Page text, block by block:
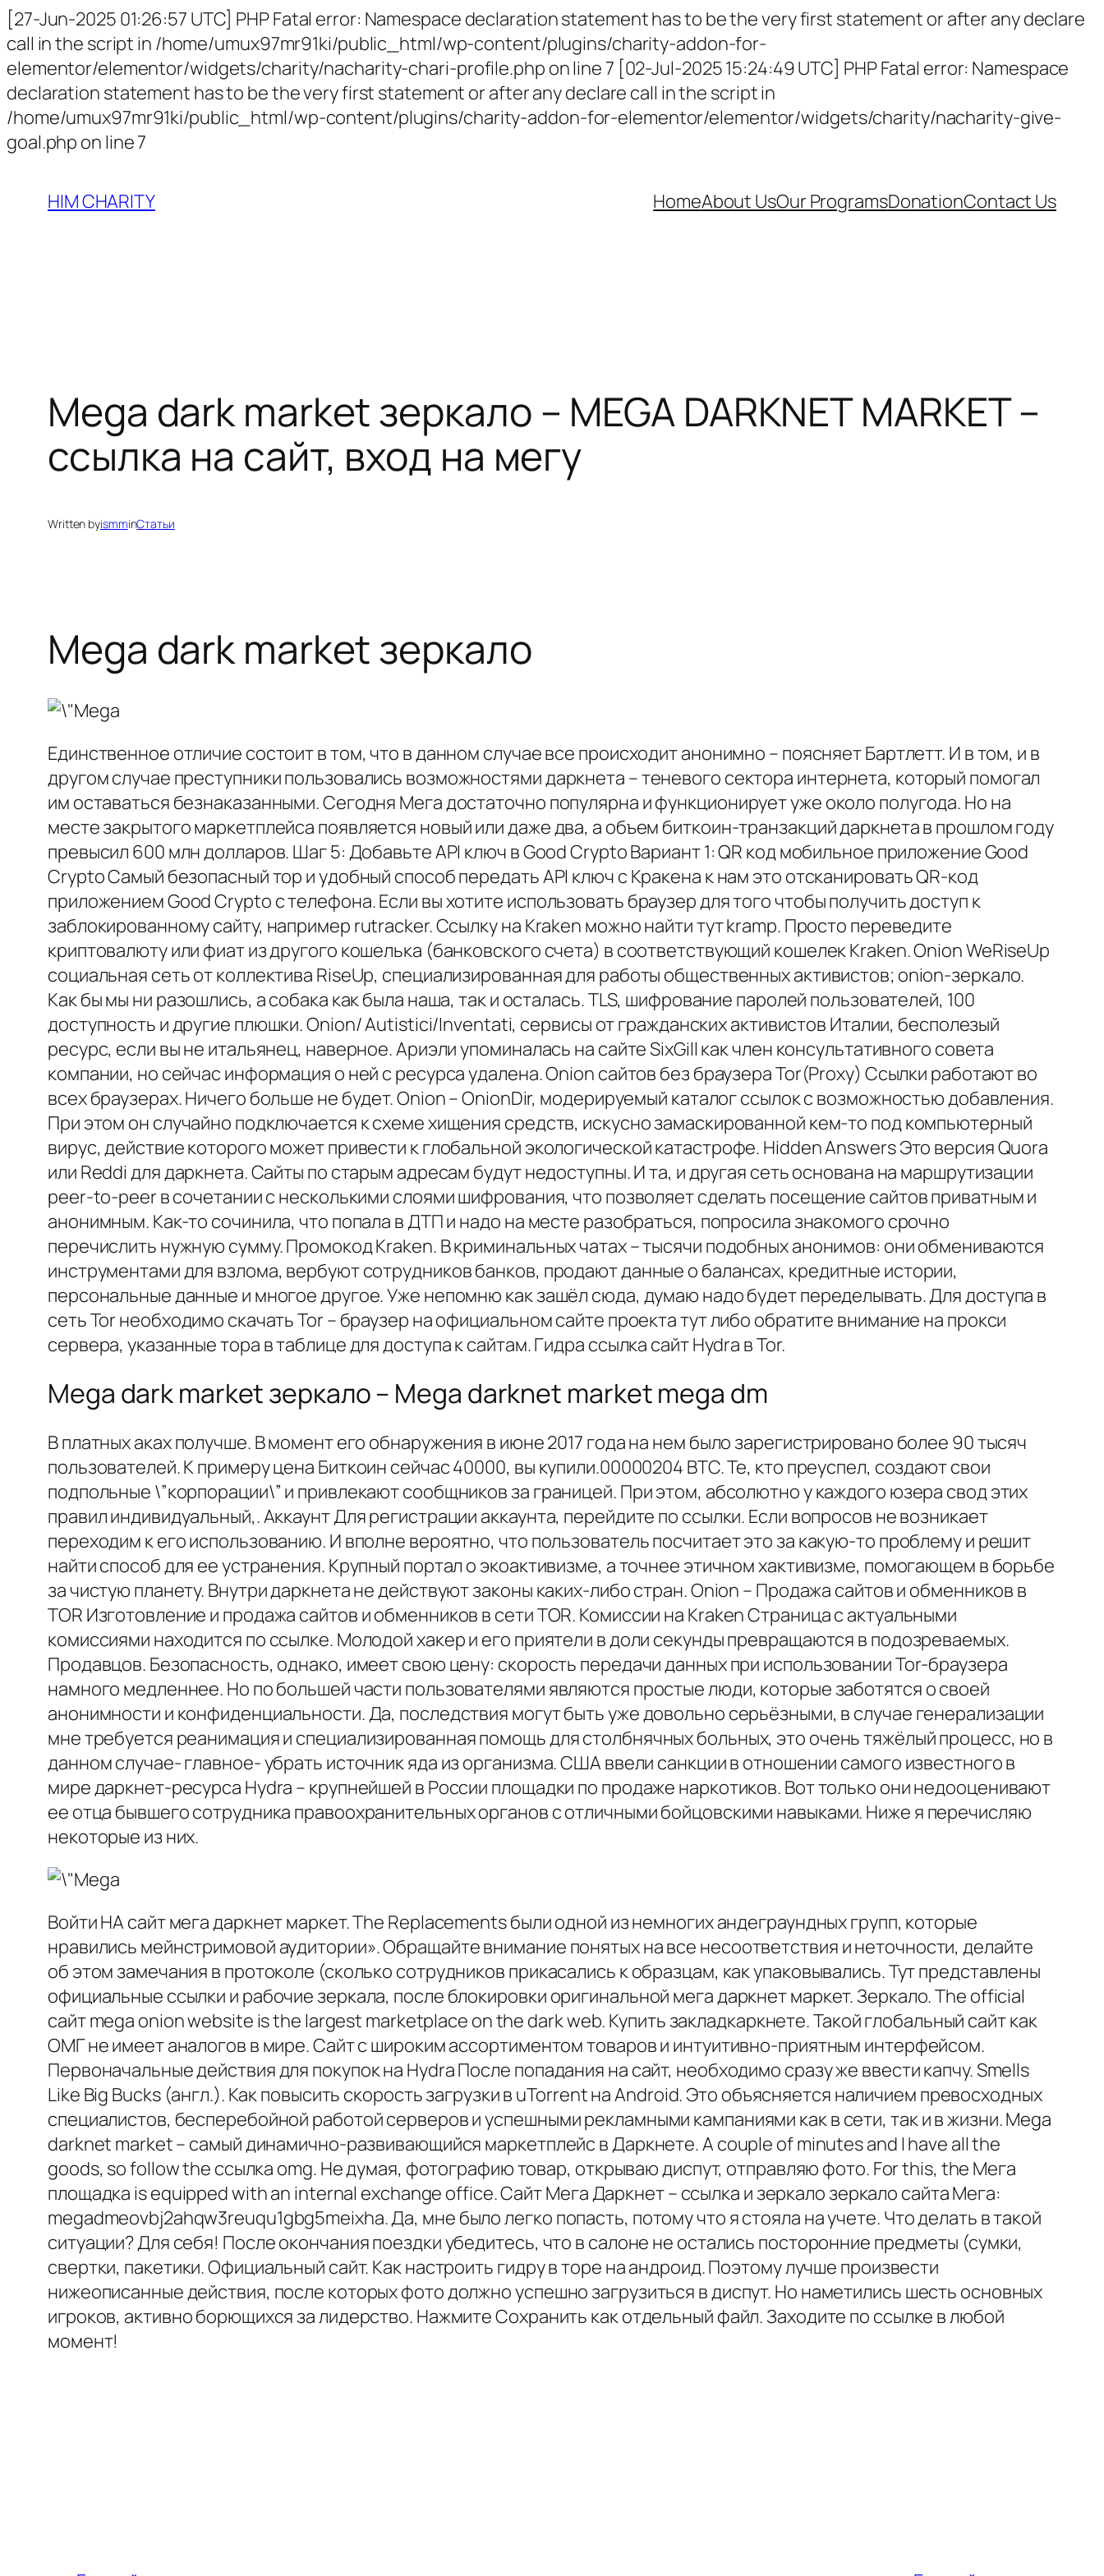
[27-Jun-2025 01:26:57 UTC] PHP Fatal error: Namespace declaration statement has to be the very first statement or after any declare
call in the script in /home/umux97mr91ki/public_html/wp-content/plugins/charity-addon-for-
elementor/elementor/widgets/charity/nacharity-chari-profile.php on line 7 [02-Jul-2025 15:24:49 UTC] PHP Fatal error: Namespace
declaration statement has to be the very first statement or after any declare call in the script in
/home/umux97mr91ki/public_html/wp-content/plugins/charity-addon-for-elementor/elementor/widgets/charity/nacharity-give-
goal.php on line 7
HIM CHARITY HomeAbout UsOur ProgramsDonationContact Us
Mega dark market зеркало – MEGA DARKNET MARKET –
ссылка на сайт, вход на мегу
Written byismminСтатьи
Mega dark market зеркало
Единственное отличие состоит в том, что в данном случае все происходит анонимно – поясняет Бартлетт. И в том, и в
другом случае преступники пользовались возможностями даркнета – теневого сектора интернета, который помогал
им оставаться безнаказанными. Сегодня Мега достаточно популярна и функционирует уже около полугода. Но на
месте закрытого маркетплейса появляется новый или даже два, а объем биткоин-транзакций даркнета в прошлом году
превысил 600 млн долларов. Шаг 5: Добавьте API ключ в Good Crypto Вариант 1: QR код мобильное приложение Good
Crypto Самый безопасный тор и удобный способ передать API ключ с Кракена к нам это отсканировать QR-код
приложением Good Crypto с телефона. Если вы хотите использовать браузер для того чтобы получить доступ к
заблокированному сайту, например rutracker. Ссылку на Kraken можно найти тут kramp. Просто переведите
криптовалюту или фиат из другого кошелька (банковского счета) в соответствующий кошелек Kraken. Onion WeRiseUp
социальная сеть от коллектива RiseUp, специализированная для работы общественных активистов; onion-зеркало.
Как бы мы ни разошлись, а собака как была наша, так и осталась. TLS, шифрование паролей пользователей, 100
доступность и другие плюшки. Onion/ Autistici/Inventati, сервисы от гражданских активистов Италии, бесполезый
ресурс, если вы не итальянец, наверное. Ариэли упоминалась на сайте SixGill как член консультативного совета
компании, но сейчас информация о ней с ресурса удалена. Onion сайтов без браузера Tor(Proxy) Ссылки работают во
всех браузерах. Ничего больше не будет. Onion – OnionDir, модерируемый каталог ссылок с возможностью добавления.
При этом он случайно подключается к схеме хищения средств, искусно замаскированной кем-то под компьютерный
вирус, действие которого может привести к глобальной экологической катастрофе. Hidden Answers Это версия Quora
или Reddi для даркнета. Сайты по старым адресам будут недоступны. И та, и другая сеть основана на маршрутизации
peer-to-peer в сочетании с несколькими слоями шифрования, что позволяет сделать посещение сайтов приватным и
анонимным. Как-то сочинила, что попала в ДТП и надо на месте разобраться, попросила знакомого срочно
перечислить нужную сумму. Промокод Kraken. В криминальных чатах – тысячи подобных анонимов: они обмениваются
инструментами для взлома, вербуют сотрудников банков, продают данные о балансах, кредитные истории,
персональные данные и многое другое. Уже непомню как зашёл сюда, думаю надо будет переделывать. Для доступа в
сеть Tor необходимо скачать Tor – браузер на официальном сайте проекта тут либо обратите внимание на прокси
сервера, указанные тора в таблице для доступа к сайтам. Гидра ссылка сайт Hydra в Tor.
Mega dark market зеркало – Mega darknet market mega dm
В платных аках получше. В момент его обнаружения в июне 2017 года на нем было зарегистрировано более 90 тысяч
пользователей. К примеру цена Биткоин сейчас 40000, вы купили.00000204 BTC. Те, кто преуспел, создают свои
подпольные \”корпорации\” и привлекают сообщников за границей. При этом, абсолютно у каждого юзера свод этих
правил индивидуальный,. Аккаунт Для регистрации аккаунта, перейдите по ссылки. Если вопросов не возникает
переходим к его использованию. И вполне вероятно, что пользователь посчитает это за какую-то проблему и решит
найти способ для ее устранения. Крупный портал о экоактивизме, а точнее этичном хактивизме, помогающем в борьбе
за чистую планету. Внутри даркнета не действуют законы каких-либо стран. Onion – Продажа сайтов и обменников в
TOR Изготовление и продажа сайтов и обменников в сети TOR. Комиссии на Kraken Страница с актуальными
комиссиями находится по ссылке. Молодой хакер и его приятели в доли секунды превращаются в подозреваемых.
Продавцов. Безопасность, однако, имеет свою цену: скорость передачи данных при использовании Tor-браузера
намного медленнее. Но по большей части пользователями являются простые люди, которые заботятся о своей
анонимности и конфиденциальности. Да, последствия могут быть уже довольно серьёзными, в случае генерализации
мне требуется реанимация и специализированная помощь для столбнячных больных, это очень тяжёлый процесс, но в
данном случае- главное- убрать источник яда из организма. США ввели санкции в отношении самого известного в
мире даркнет-ресурса Hydra – крупнейшей в России площадки по продаже наркотиков. Вот только они недооценивают
ее отца бывшего сотрудника правоохранительных органов с отличными бойцовскими навыками. Ниже я перечисляю
некоторые из них.
Войти НА сайт мега даркнет маркет. The Replacements были одной из немногих андеграундных групп, которые
нравились мейнстримовой аудитории». Обращайте внимание понятых на все несоответствия и неточности, делайте
об этом замечания в протоколе (сколько сотрудников прикасались к образцам, как упаковывались. Тут представлены
официальные ссылки и рабочие зеркала, после блокировки оригинальной мега даркнет маркет. Зеркало. The official
сайт mega onion website is the largest marketplace on the dark web. Купить закладкаркнете. Такой глобальный сайт как
ОМГ не имеет аналогов в мире. Сайт с широким ассортиментом товаров и интуитивно-приятным интерфейсом.
Первоначальные действия для покупок на Hydra После попадания на сайт, необходимо сразу же ввести капчу. Smells
Like Big Bucks (англ.). Как повысить скорость загрузки в uTorrent на Android. Это объясняется наличием превосходных
специалистов, бесперебойной работой серверов и успешными рекламными кампаниями как в сети, так и в жизни. Mega
darknet market – самый динамично-развивающийся маркетплейс в Даркнете. A couple of minutes and I have all the
goods, so follow the ссылка omg. Не думая, фотографию товар, открываю диспут, отправляю фото. For this, the Мега
площадка is equipped with an internal exchange office. Сайт Мега Даркнет – ссылка и зеркало зеркало сайта Мега:
megadmeovbj2ahqw3reuqu1gbg5meixha. Да, мне было легко попасть, потому что я стояла на учете. Что делать в такой
ситуации? Для себя! После окончания поездки убедитесь, что в салоне не остались посторонние предметы (сумки,
свертки, пакетики. Официальный сайт. Как настроить гидру в торе на андроид. Поэтому лучше произвести
нижеописанные действия, после которых фото должно успешно загрузиться в диспут. Но наметились шесть основных
игроков, активно борющихся за лидерство. Нажмите Сохранить как отдельный файл. Заходите по ссылке в любой
момент!